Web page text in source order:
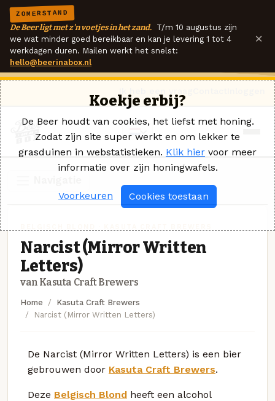
ZOMERSTAND
De Beer ligt met z'n voetjes in het zand. T/m 10 augustus zijn
we wat minder goed bereikbaar en kan je levering 1 tot 4
werkdagen duren. Mailen werkt het snelst:
hello@beerinabox.nl
×
Narcist (Mirror Written
Letters)
van Kasuta Craft Brewers
Home
Kasuta Craft Brewers
Narcist (Mirror Written Letters)
De Narcist (Mirror Written Letters) is een bier
gebrouwen door Kasuta Craft Brewers.
Deze Belgisch Blond heeft een alcohol
Koekje erbij?
De Beer houdt van cookies, het liefst met honing.
Zodat zijn site super werkt en om lekker te
grasduinen in webstatistieken. Klik hier voor meer
informatie over zijn honingwafels.
Voorkeuren Cookies toestaan